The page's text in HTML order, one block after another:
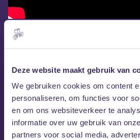
Deze website maakt gebruik van
We gebruiken cookies om content
personaliseren, om functies voor
en om ons websiteverkeer te
informatie over uw gebruik van
partners voor social media,